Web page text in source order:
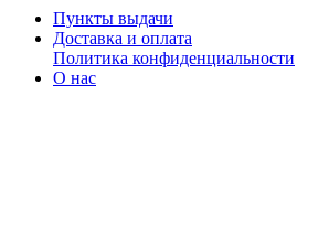
Пункты выдачи
Доставка и оплата
Политика конфиденциальности
О нас